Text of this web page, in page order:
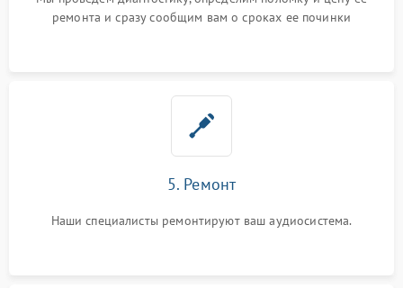
ремонта и сразу сообщим вам о сроках ее починки
5. Ремонт
Наши специалисты ремонтируют ваш аудиосистема.